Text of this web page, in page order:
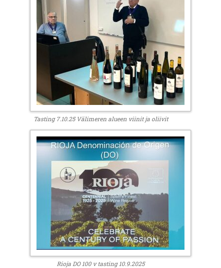
Tasting 7.10.25 Välimeren alueen viinit ja oliivit
Rioja DO 100 v tasting 10.9.2025